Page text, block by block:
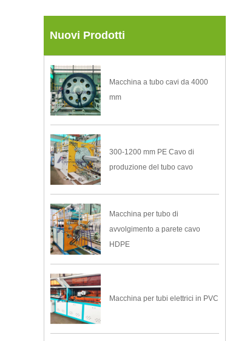
Nuovi Prodotti
Macchina a tubo cavi da 4000
mm
300-1200 mm PE Cavo di
produzione del tubo cavo
Macchina per tubo di
avvolgimento a parete cavo
HDPE
Macchina per tubi elettrici in PVC